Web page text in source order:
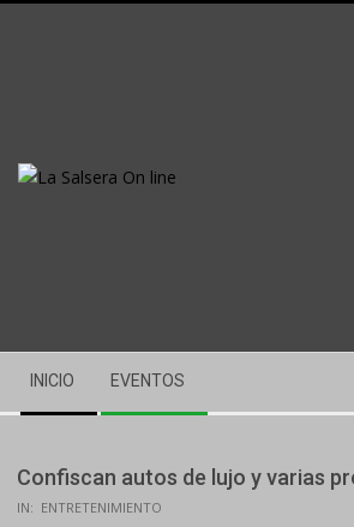
Navigation
Menu
INICIO EVENTOS
Confiscan autos de lujo y varias
IN: ENTRETENIMIENTO